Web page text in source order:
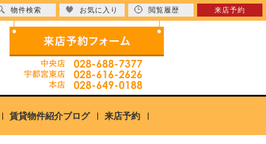
賃貸物件紹介ブログ 来店予約
物件検索 お気に入り 閲覧履歴 来店予約